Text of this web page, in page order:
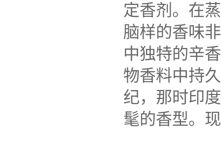
定香剂。在
脑样的香味
中独特的辛
物香料中持
纪，那时印
髦的香型。